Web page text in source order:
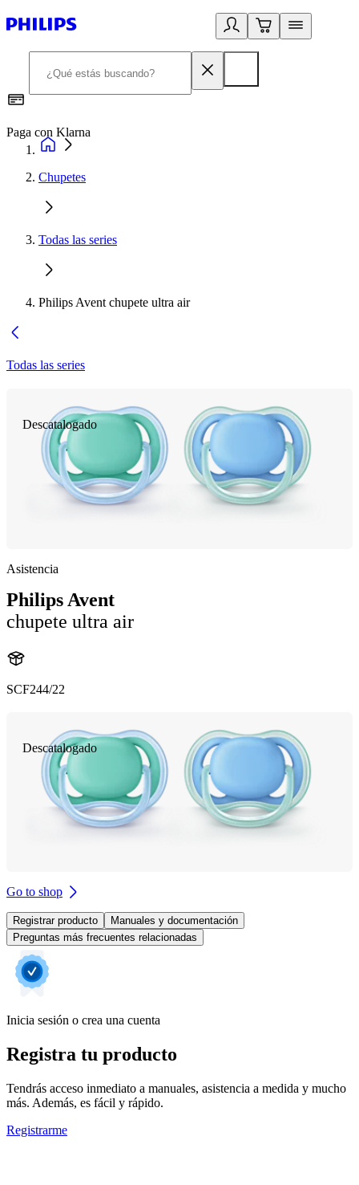
Paga con Klarna
Chupetes
Todas las series
Philips Avent chupete ultra air
Todas las series
Descatalogado
Asistencia
Philips Avent
chupete ultra air
SCF244/22
Descatalogado
Go to shop
Registrar producto
Manuales y documentación
Preguntas más frecuentes relacionadas
Inicia sesión o crea una cuenta
Registra tu producto
Tendrás acceso inmediato a manuales, asistencia a medida y mucho
más. Además, es fácil y rápido.
Registrarme